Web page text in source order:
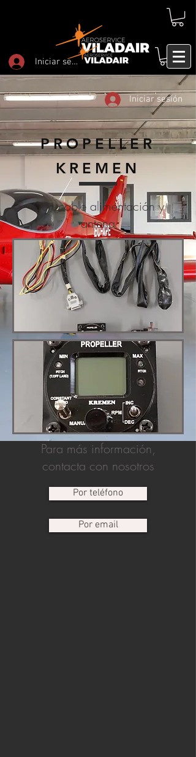
Iniciar sesión
Iniciar sesión
PROPELLER
KREMEN
Con cable alimentación y
antena
Para más información,
contacta con nosotros
Por teléfono
Por email